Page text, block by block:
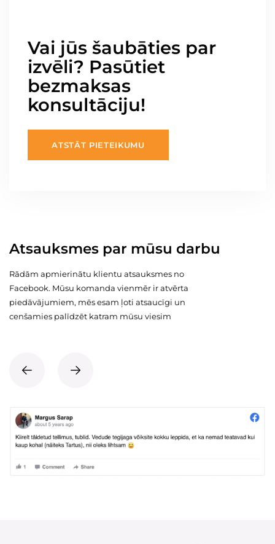
Vai jūs šaubāties par
izvēli? Pasūtiet
bezmaksas
konsultāciju!
ATSTĀT PIETEIKUMU
Atsauksmes par mūsu darbu
Rādām apmierinātu klientu atsauksmes no
Facebook. Mūsu komanda vienmēr ir atvērta
piedāvājumiem, mēs esam ļoti atsaucīgi un
cenšamies palīdzēt katram mūsu viesim